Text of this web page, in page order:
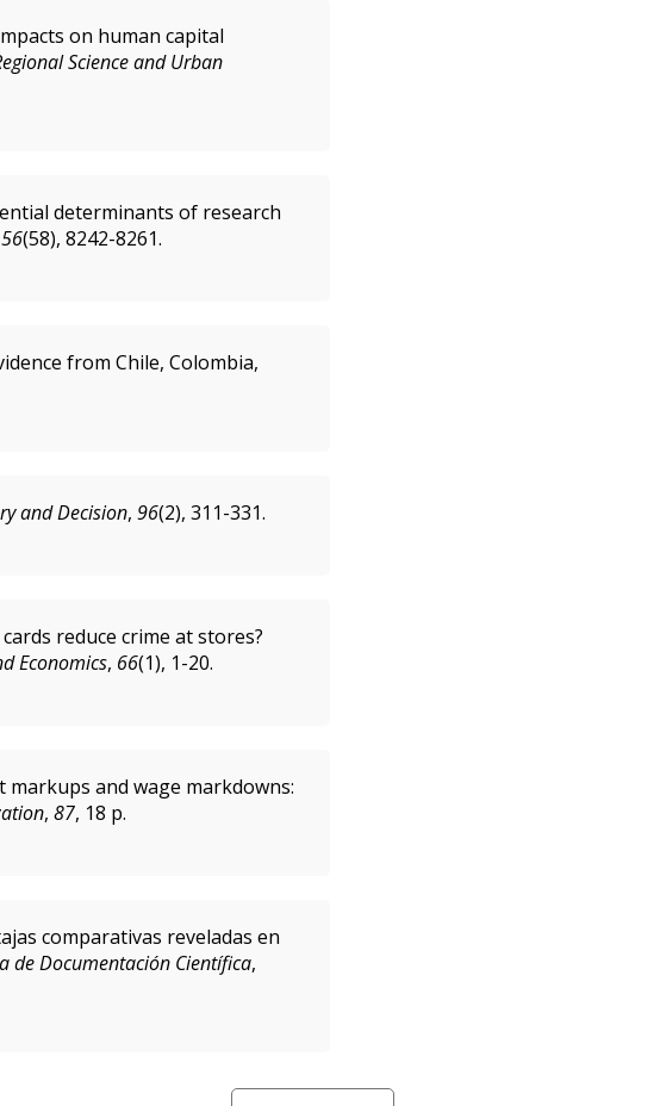
on human capital
Science and Urban
determinants of research
56(58), 8242-8261.
from Chile, Colombia,
and Decision,96(2), 311-331.
reduce crime at stores?
Economics, 66(1), 1-20.
markups and wage markdowns:
,87, 18 p.
comparativas reveladas en
de Documentación Científica,